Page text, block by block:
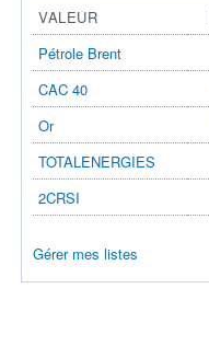
VALEUR
Pétrole Brent
CAC 40
Or
TOTALENERGIES
2CRSI
Gérer mes listes